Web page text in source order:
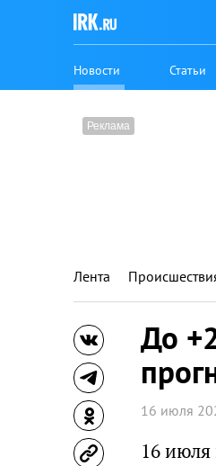
Новости Статьи
Лента
До
16 июля
16 июля